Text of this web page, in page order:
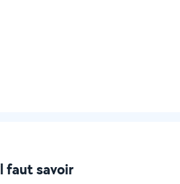
faut savoir